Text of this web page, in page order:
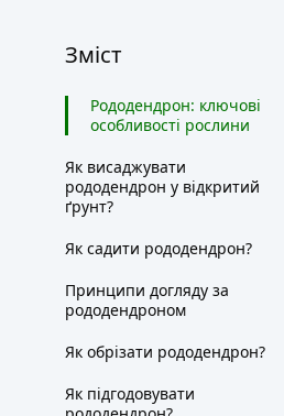
Зміст
Рододендрон: ключові
особливості рослини
Як висаджувати
рододендрон у відкритий
ґрунт?
Як садити рододендрон?
Принципи догляду за
рододендроном
Як обрізати рододендрон?
Як підгодовувати